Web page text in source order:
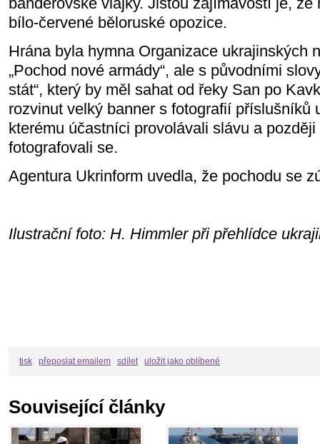
bílo-červené běloruské opozice.
Hrána byla hymna Organizace ukrajinských
„Pochod nové armády“, ale s původními
stát“, který by měl sahat od řeky San po
rozvinut velký banner s fotografií příslušníků
kterému účastníci provolávali slávu a
fotografovali se.
Agentura Ukrinform uvedla, že pochodu se
Ilustrační foto: H. Himmler při přehlídce
tisk přeposlat emailem sdílet uložit jako oblíbené
Související články